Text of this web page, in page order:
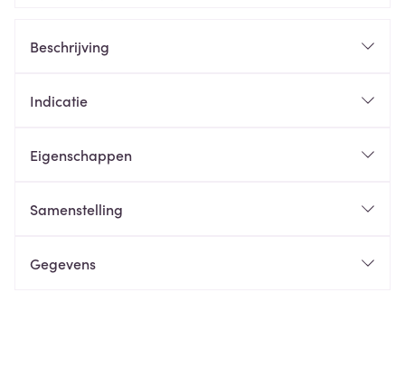
Beschrijving
Indicatie
Eigenschappen
Samenstelling
Gegevens